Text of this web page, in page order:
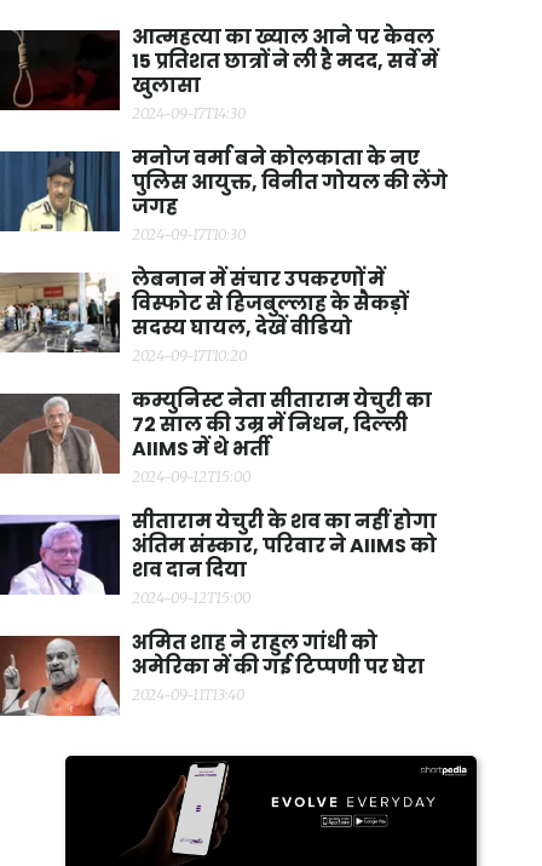
आत्महत्या का ख्याल आने पर केवल
15 प्रतिशत छात्रों ने ली है मदद, सर्वे में
खुलासा
2024-09-17T14:30
मनोज वर्मा बने कोलकाता के नए
पुलिस आयुक्त, विनीत गोयल की लेंगे
जगह
2024-09-17T10:30
लेबनान में संचार उपकरणों में
विस्फोट से हिजबुल्लाह के सैकड़ों
सदस्य घायल, देखें वीडियो
2024-09-17T10:20
कम्युनिस्ट नेता सीताराम येचुरी का
72 साल की उम्र में निधन, दिल्ली
AIIMS में थे भर्ती
2024-09-12T15:00
सीताराम येचुरी के शव का नहीं होगा
अंतिम संस्कार, परिवार ने AIIMS को
शव दान दिया
2024-09-12T15:00
अमित शाह ने राहुल गांधी को
अमेरिका में की गई टिप्पणी पर घेरा
2024-09-11T13:40